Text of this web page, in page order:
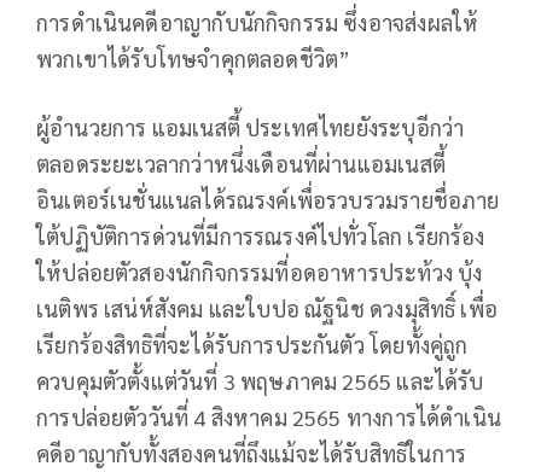
การดำเนินคดีอาญากับนักกิจกรรม ซึ่งอาจส่งผลให้
พวกเขาได้รับโทษจำคุกตลอดชีวิต”
ผู้อำนวยการ แอมเนสตี้ ประเทศไทยยังระบุอีกว่า
ตลอดระยะเวลากว่าหนึ่งเดือนที่ผ่านแอมเนสตี้
อินเตอร์เนชั่นแนลได้รณรงค์เพื่อรวบรวมรายชื่อภาย
ใต้ปฏิบัติการด่วนที่มีการรณรงค์ไปทั่วโลก เรียกร้อง
ให้ปล่อยตัวสองนักกิจกรรมที่อดอาหารประท้วง บุ้ง
เนติพร เสน่ห์สังคม และใบปอ ณัฐนิช ดวงมุสิทธิ์ เพื่อ
เรียกร้องสิทธิที่จะได้รับการประกันตัว โดยทั้งคู่ถูก
ควบคุมตัวตั้งแต่วันที่ 3 พฤษภาคม 2565 และได้รับ
การปล่อยตัววันที่ 4 สิงหาคม 2565 ทางการได้ดำเนิน
คดีอาญากับทั้งสองคนที่ถึงแม้จะได้รับสิทธิในการ